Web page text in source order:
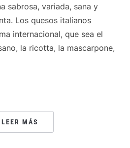
sabrosa, variada, sana y
Los quesos italianos
internacional, que sea el
la ricotta, la mascarpone,
LEER MÁS